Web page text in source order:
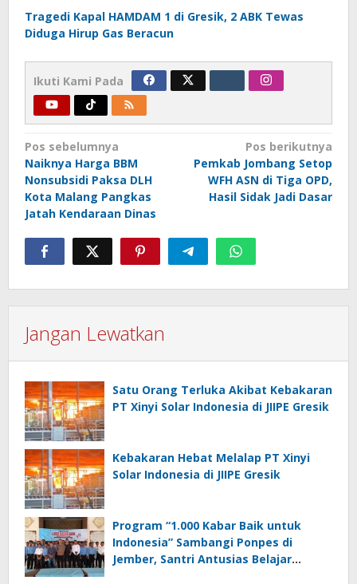
Tragedi Kapal HAMDAM 1 di Gresik, 2 ABK Tewas
Diduga Hirup Gas Beracun
Ikuti Kami Pada
Navigasi
pos
Pos sebelumnya
Naiknya Harga BBM
Nonsubsidi Paksa DLH
Kota Malang Pangkas
Jatah Kendaraan Dinas
Pos berikutnya
Pemkab Jombang Setop
WFH ASN di Tiga OPD,
Hasil Sidak Jadi Dasar
Jangan Lewatkan
Satu Orang Terluka Akibat Kebakaran
PT Xinyi Solar Indonesia di JIIPE Gresik
Kebakaran Hebat Melalap PT Xinyi
Solar Indonesia di JIIPE Gresik
Program “1.000 Kabar Baik untuk
Indonesia” Sambangi Ponpes di
Jember, Santri Antusias Belajar